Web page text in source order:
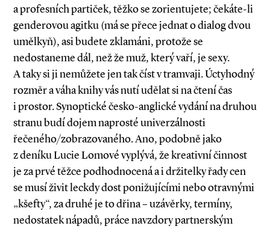
a profesních partiček, těžko se zorientujete; čekáte­-li
genderovou agitku (má se přece jednat o dialog dvou
umělkyň), asi budete zklamáni, protože se
nedostaneme dál, než že muž, který vaří, je sexy.
A taky si ji nemůžete jen tak číst v tramvaji. Úctyhodný
rozměr a váha knihy vás nutí udělat si na čtení čas
i prostor. Synoptické česko­-anglické vydání na druhou
stranu budí dojem naprosté univerzálnosti
řečeného/zobrazovaného. Ano, podobně jako
z deníku Lucie Lomové vyplývá, že krea­tivní činnost
je za prvé těžce podhodnocená a i držitelky řady cen
se musí živit leckdy dost ponižujícími nebo otravnými
„kšefty“, za druhé je to dřina – uzávěrky, termíny,
nedostatek nápadů, práce navzdory partnerským